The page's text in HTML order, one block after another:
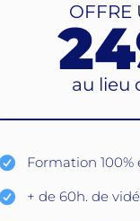
OFFRE
au lieu
Formation 100%
+ de 60h. de